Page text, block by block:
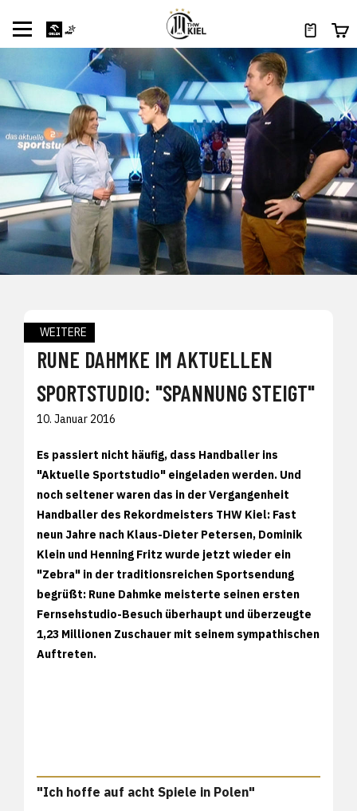
WEITERE
RUNE DAHMKE IM AKTUELLEN
SPORTSTUDIO: "SPANNUNG STEIGT"
10. Januar 2016
Es passiert nicht häufig, dass Handballer ins
"Aktuelle Sportstudio" eingeladen werden. Und
noch seltener waren das in der Vergangenheit
Handballer des Rekordmeisters THW Kiel: Fast
neun Jahre nach Klaus-Dieter Petersen, Dominik
Klein und Henning Fritz wurde jetzt wieder ein
"Zebra" in der traditionsreichen Sportsendung
begrüßt: Rune Dahmke meisterte seinen ersten
Fernsehstudio-Besuch überhaupt und überzeugte
1,23 Millionen Zuschauer mit seinem sympathischen
Auftreten.
"Ich hoffe auf acht Spiele in Polen"